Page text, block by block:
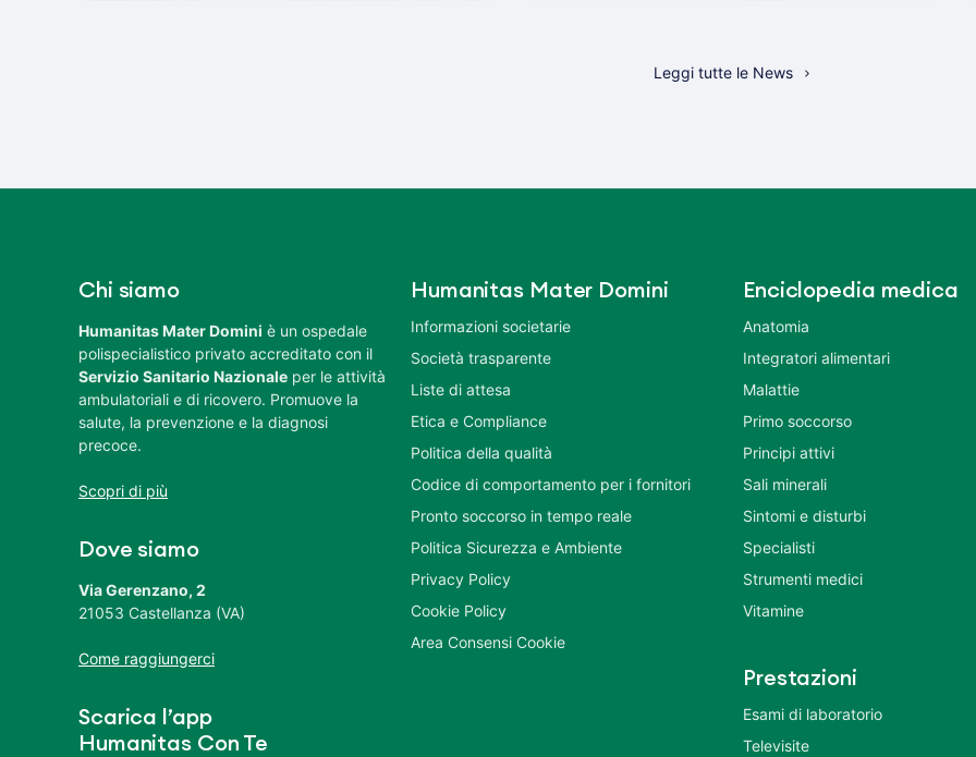
Leggi tutte le News
Chi siamo
Humanitas Mater Domini è un ospedale
polispecialistico privato accreditato con il
Servizio Sanitario Nazionale per le attività
ambulatoriali e di ricovero. Promuove la
salute, la prevenzione e la diagnosi
precoce.
Scopri di più
Dove siamo
Via Gerenzano, 2
21053 Castellanza (VA)
Come raggiungerci
Scarica l’app
Humanitas Con Te
Humanitas Mater Domini
Informazioni societarie
Società trasparente
Liste di attesa
Etica e Compliance
Politica della qualità
Codice di comportamento per i fornitori
Pronto soccorso in tempo reale
Politica Sicurezza e Ambiente
Privacy Policy
Cookie Policy
Area Consensi Cookie
Enciclopedia medica
Anatomia
Integratori alimentari
Malattie
Primo soccorso
Principi attivi
Sali minerali
Sintomi e disturbi
Specialisti
Strumenti medici
Vitamine
Prestazioni
Esami di laboratorio
Televisite